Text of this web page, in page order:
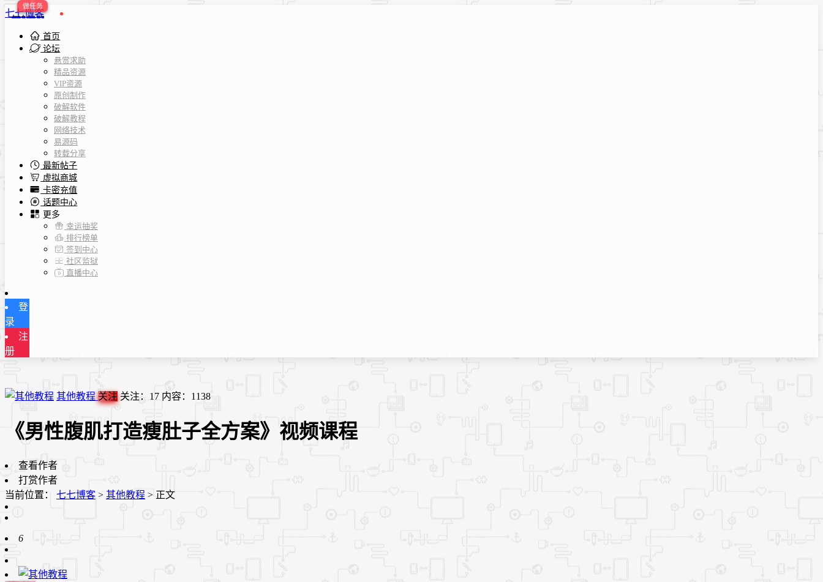
七七博客
首页
论坛
悬赏求助
精品资源
VIP资源
原创制作
破解软件
破解教程
网络技术
易源码
转载分享
最新帖子
虚拟商城
卡密充值
话题中心
更多
幸运抽奖
排行榜单
签到中心
社区监狱
直播中心
登
录
注
册
其他教程关注 关注： 17 内容： 1138
《男性腹肌打造瘦肚子全方案》视频课程
查看作者
打赏作者
当前位置： 七七博客 > 其他教程 > 正文
6